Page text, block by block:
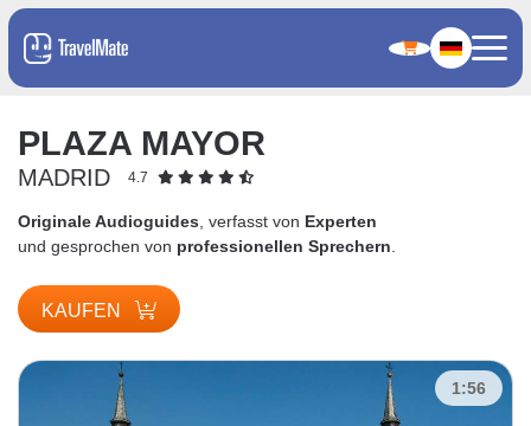
PLAZA MAYOR
MADRID 4.7
Originale Audioguides , verfasst von Experten
und gesprochen von professionellen Sprechern
KAUFEN
1:56